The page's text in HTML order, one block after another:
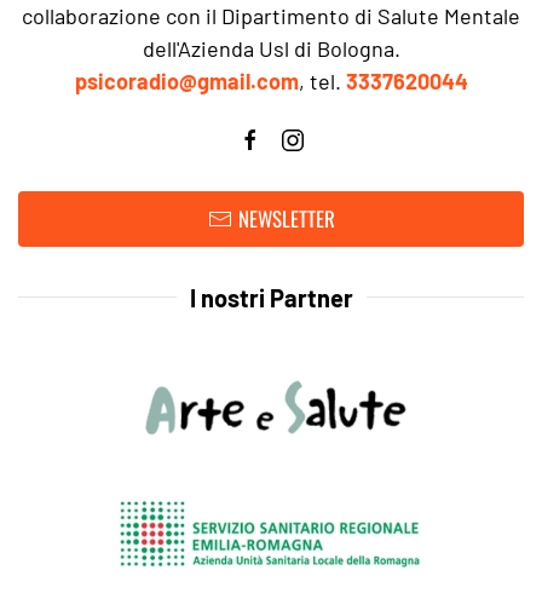
collaborazione con il Dipartimento di Salute Mentale
dell'Azienda Usl di Bologna.
psicoradio@gmail.com, tel. 3337620044
NEWSLETTER
I nostri Partner